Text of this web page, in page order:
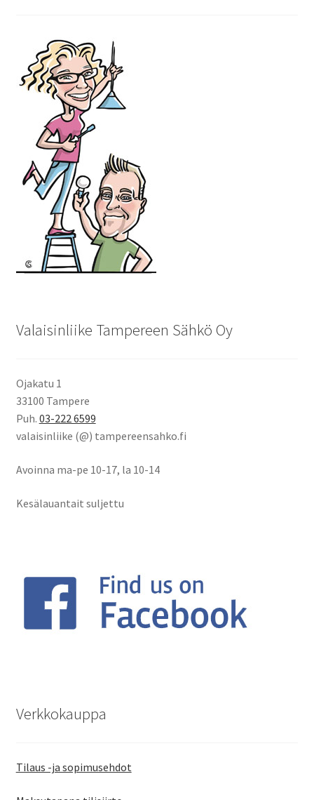
Valaisinliike Tampereen Sähkö Oy
Ojakatu 1
33100 Tampere
Puh. 03-222 6599
valaisinliike (@) tampereensahko.fi
Avoinna ma-pe 10-17, la 10-14
Kesälauantait suljettu
Verkkokauppa
Tilaus -ja sopimusehdot